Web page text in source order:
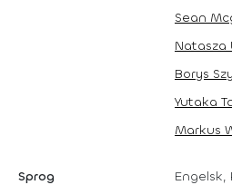
Sean
Natasza
Borys
Yutaka
Markus
Sprog Engelsk,